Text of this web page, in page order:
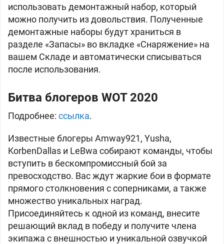
использовать демонтажный набор, который
можно получить из довольствия. Полученные
демонтажные наборы будут храниться в
разделе «Запасы» во вкладке «Снаряжение» на
вашем Складе и автоматически списываться
после использования.
Битва блогеров WOT 2020
Подробнее: ссылка.
Известные блогеры Amway921, Yusha,
KorbenDallas и LeBwa собирают команды, чтобы
вступить в бескомпромиссный бой за
превосходство. Вас ждут жаркие бои в формате
прямого столкновения с соперниками, а также
множество уникальных наград.
Присоединяйтесь к одной из команд, внесите
решающий вклад в победу и получите члена
экипажа с внешностью и уникальной озвучкой